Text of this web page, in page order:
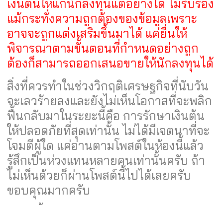
เงินต้นให้แก่นักลงทุนแต่อย่างใด ไม่รับรอง
แม้กระทั่งความถูกต้องของข้อมูลเพราะ
อาจจะถูกแต่งเสริมขึ้นมาได้ แค่ยื่นให้
พิจารณาตามขั้นตอนที่กำหนดอย่างถูก
ต้องก็สามารถออกเสนอขายให้นักลงทุนได้
สิ่งที่ควรทำในช่วงวิกฤติเศรษฐกิจที่นับวัน
จะเลวร้ายลงและยังไม่เห็นโอกาสที่จะพลิก
ฟื้นกลับมาในระยะนี้คือ การรักษาเงินต้น
ให้ปลอดภัยที่สุดเท่านั้น ไม่ได้มีเจตนาที่จะ
โจมตีผู้ใด แค่อ่านตามโพสต์ในห้องนี้แล้ว
รู้สึกเป็นห่วงแทนหลายคนเท่านั้นครับ ถ้า
ไม่เห็นด้วยก็ผ่านโพสต์นี้ไปได้เลยครับ
ขอบคุณมากครับ